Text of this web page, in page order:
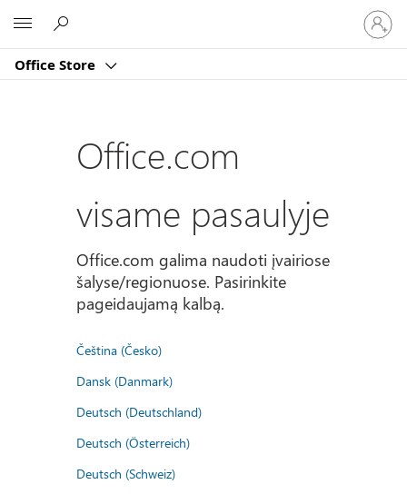
Office Store
prie
Office.com
visame pasaulyje
Office.com galima naudoti įvairiose
šalyse/regionuose. Pasirinkite
pageidaujamą kalbą.
Čeština (Česko)
Dansk (Danmark)
Deutsch (Deutschland)
Deutsch (Österreich)
Deutsch (Schweiz)